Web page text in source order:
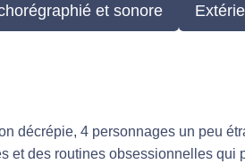
et sonore
décrépie, 4 personnages un peu
et des routines obsessionnelles